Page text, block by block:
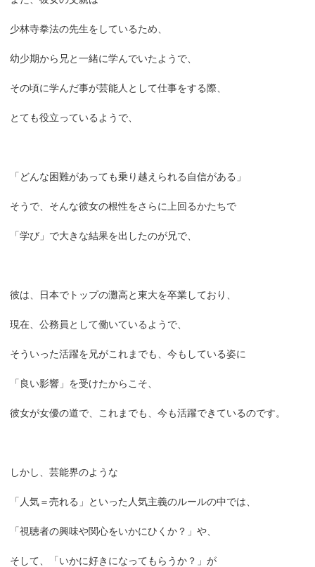
少林寺拳法の先生をしているため、
幼少期から兄と一緒に学んでいたようで、
その頃に学んだ事が芸能人として仕事をする際、
とても役立っているようで、
「どんな困難があっても乗り越えられる自信がある」
そうで、そんな彼女の根性をさらに上回るかたちで
「学び」で大きな結果を出したのが兄で、
彼は、日本でトップの灘高と東大を卒業しており、
現在、公務員として働いているようで、
そういった活躍を兄がこれまでも、今もしている姿に
「良い影響」を受けたからこそ、
彼女が女優の道で、これまでも、今も活躍できているのです。
しかし、芸能界のような
「人気＝売れる」といった人気主義のルールの中では、
「視聴者の興味や関心をいかにひくか？」や、
そして、「いかに好きになってもらうか？」が